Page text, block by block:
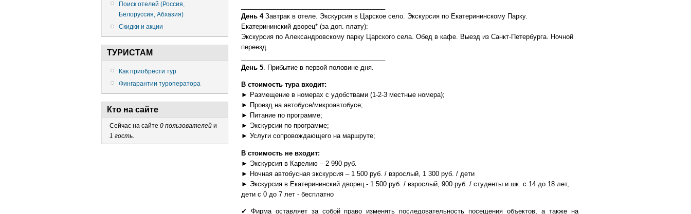
Поиск отелей (Россия,
Белоруссия, Абхазия)
Скидки и акции
ТУРИСТАМ
Как приобрести тур
Фингарантии туроператора
Кто на сайте
Сейчас на сайте 0 пользователей и
1 гость.
День 4Завтрак в отеле. Экскурсия в Царское село. Экскурсия по Екатерининскому Парку.
Екатерининский дворец* (за доп. плату):
Экскурсия по Александровскому парку Царского села. Обед в кафе. Выезд из Санкт-Петербурга. Ночной
переезд.
День 5 . Прибытие в первой половине дня.
В стоимость тура входит:
► Размещение в номерах с удобствами (1-2-3 местные номера);
► Проезд на автобусе/микроавтобусе;
► Питание по программе;
► Экскурсии по программе;
► Услуги сопровождающего на маршруте;
В стоимость не входит:
► Экскурсия в Карелию – 2 990 руб.
► Ночная автобусная экскурсия – 1 500 руб. / взрослый, 1 300 руб. / дети
► Экскурсия в Екатерининский дворец - 1 500 руб. / взрослый, 900 руб. / студенты и шк. с 14 до 18 лет,
дети с 0 до 7 лет - бесплатно
✔ Фирма оставляет за собой право изменять последовательность посещения объектов, а также на